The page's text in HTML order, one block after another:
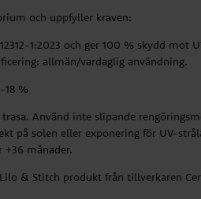
och uppfyller kraven:
1:2023 och ger 100 % skydd mot
allmän/vardaglig användning.
18 %
Använd inte slipande
på solen eller exponering för UV-
+36 månader.
& Stitch produkt från tillverkaren